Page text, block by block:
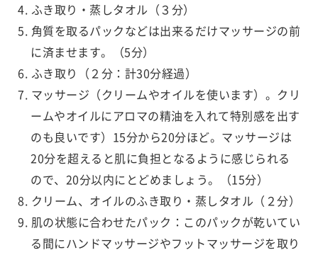
ふき取り・蒸しタオル（３分）
角質を取るパックなどは出来るだけマッサージの前
に済ませます。（5分）
ふき取り（２分：計30分経過）
マッサージ（クリームやオイルを使います）。クリ
ームやオイルにアロマの精油を入れて特別感を出す
のも良いです）15分から20分ほど。マッサージは
20分を超えると肌に負担となるように感じられる
ので、20分以内にとどめましょう。（15分）
クリーム、オイルのふき取り・蒸しタオル（２分）
肌の状態に合わせたパック：このパックが乾いてい
る間にハンドマッサージやフットマッサージを取り